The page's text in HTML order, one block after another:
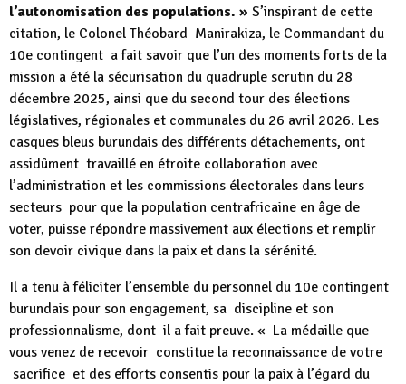
l’autonomisation des populations. » S’inspirant de cette
citation, le Colonel Théobard Manirakiza, le Commandant du
10e contingent a fait savoir que l’un des moments forts de la
mission a été la sécurisation du quadruple scrutin du 28
décembre 2025, ainsi que du second tour des élections
législatives, régionales et communales du 26 avril 2026. Les
casques bleus burundais des différents détachements, ont
assidûment travaillé en étroite collaboration avec
l’administration et les commissions électorales dans leurs
secteurs pour que la population centrafricaine en âge de
voter, puisse répondre massivement aux élections et remplir
son devoir civique dans la paix et dans la sérénité.
Il a tenu à féliciter l’ensemble du personnel du 10e contingent
burundais pour son engagement, sa discipline et son
professionnalisme, dont il a fait preuve. « La médaille que
vous venez de recevoir constitue la reconnaissance de votre
sacrifice et des efforts consentis pour la paix à l’égard du